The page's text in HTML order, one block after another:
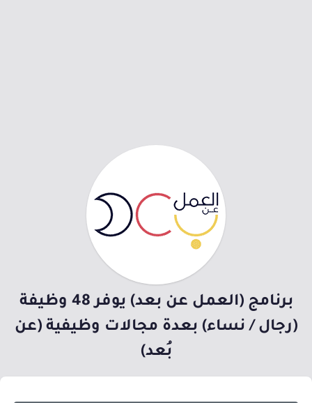
برنامج (العمل عن بعد) يوفر 48 وظيفة
(رجال / نساء) بعدة مجالات وظيفية (عن
بُعد)